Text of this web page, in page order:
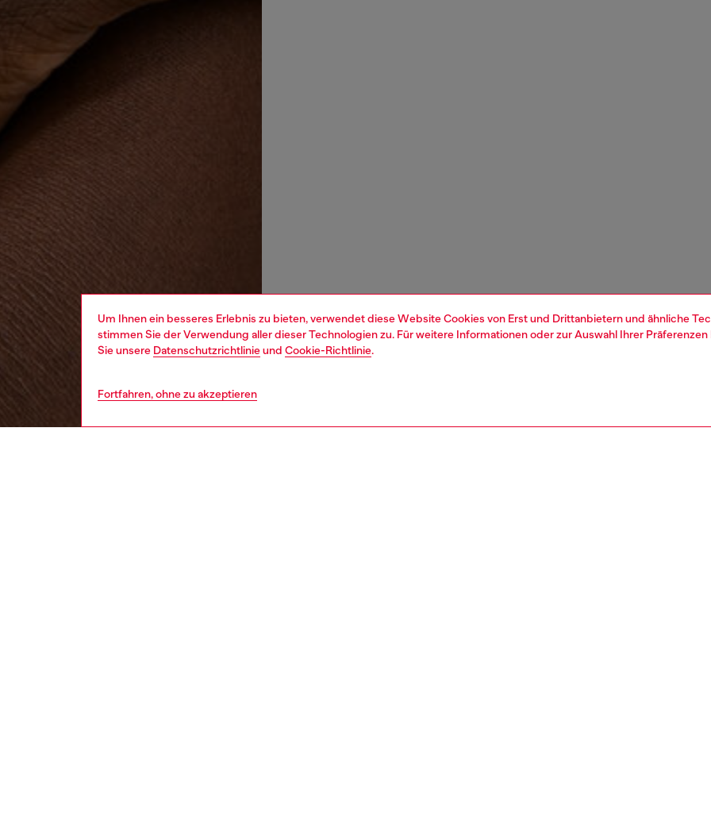
Um Ihnen ein besseres Erlebnis zu bieten, verwendet diese Website Cookies von Erst und Drittanbietern und ähnliche
stimmen Sie der Verwendung aller dieser Technologien zu. Für weitere Informationen oder zur Auswahl Ihrer Präferenzen
Sie unsere Datenschutzrichtlinieund Cookie-Richtlinie.
Fortfahren, ohne zu akzeptieren